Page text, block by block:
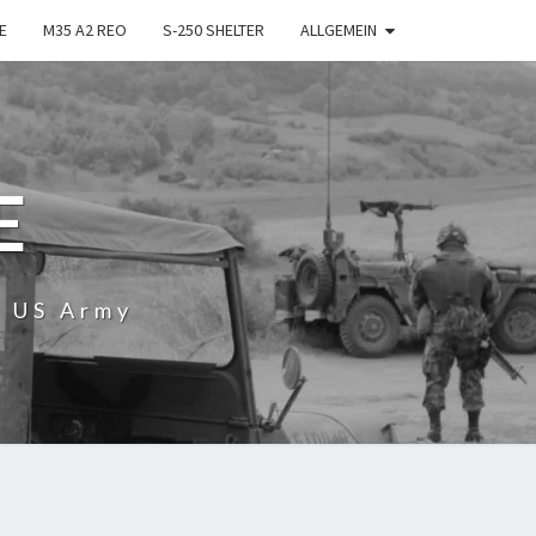
M35 A2 REO S-250 SHELTER ALLGEMEIN
Army